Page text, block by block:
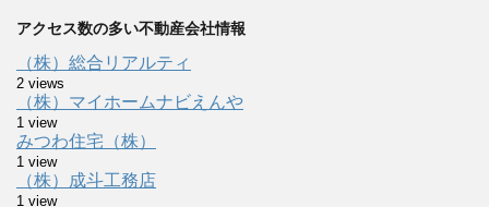
アクセス数の多い不動産会社情報
（株）総合リアルティ
2 views
（株）マイホームナビえんや
1 view
みつわ住宅（株）
1 view
（株）成斗工務店
1 view